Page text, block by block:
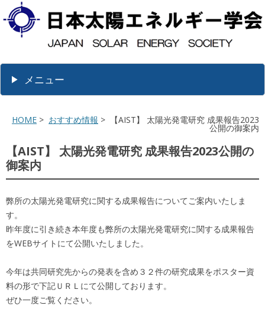
メニュー
HOME > おすすめ情報 > 【AIST】 太陽光発電研究 成果報告2023
公開の御案内
【AIST】 太陽光発電研究 成果報告2023公開の
御案内
弊所の太陽光発電研究に関する成果報告についてご案内いたしま
す。
昨年度に引き続き本年度も弊所の太陽光発電研究に関する成果報告
をWEBサイトにて公開いたしました。
今年は共同研究先からの発表を含め３２件の研究成果をポスター資
料の形で下記ＵＲＬにて公開しております。
ぜひ一度ご覧ください。